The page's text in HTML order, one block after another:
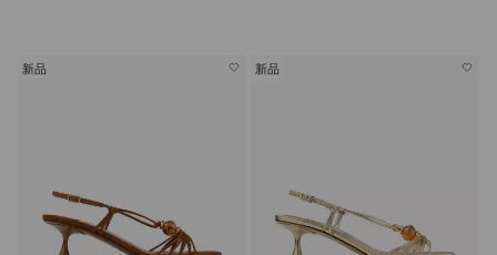
新品 新品